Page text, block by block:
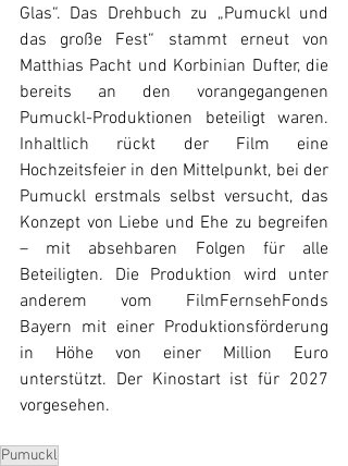
Glas“. Das Drehbuch zu „Pumuckl und
das große Fest“ stammt erneut von
Matthias Pacht und Korbinian Dufter, die
bereits an den vorangegangenen
Pumuckl-Produktionen beteiligt waren.
Inhaltlich rückt der Film eine
Hochzeitsfeier in den Mittelpunkt, bei der
Pumuckl erstmals selbst versucht, das
Konzept von Liebe und Ehe zu begreifen
– mit absehbaren Folgen für alle
Beteiligten. Die Produktion wird unter
anderem vom FilmFernsehFonds
Bayern mit einer Produktionsförderung
in Höhe von einer Million Euro
unterstützt. Der Kinostart ist für 2027
vorgesehen.
Pumuckl